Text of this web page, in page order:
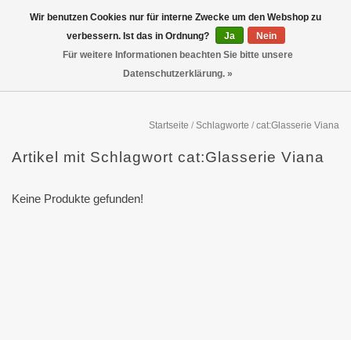
Startseite / Schlagworte / cat:Glasserie Viana
Artikel mit Schlagwort cat:Glasserie Viana
Keine Produkte gefunden!
Wir benutzen Cookies nur für interne Zwecke um den Webshop zu
verbessern. Ist das in Ordnung?
Ja
Nein
Für weitere Informationen beachten Sie bitte unsere
Datenschutzerklärung. »